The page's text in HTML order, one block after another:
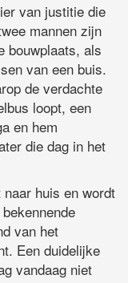
van justitie die
mannen zijn
bouwplaats, als
van een buis.
de verdachte
loopt, een
en hem
die dag in het
huis en wordt
van het
Een duidelijke
vandaag niet